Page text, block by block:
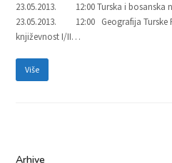
23.05.2013. 12:00 Turska i bosanska
23.05.2013. 12:00 Geografija Turske
književnost I/II…
Više
Arhive